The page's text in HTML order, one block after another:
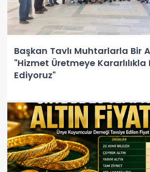
Başkan Tavlı Muhtarlarla Bir
"Hizmet Üretmeye Kararlılıkla
Ediyoruz"